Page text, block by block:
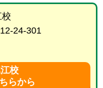
24-301
校
らから